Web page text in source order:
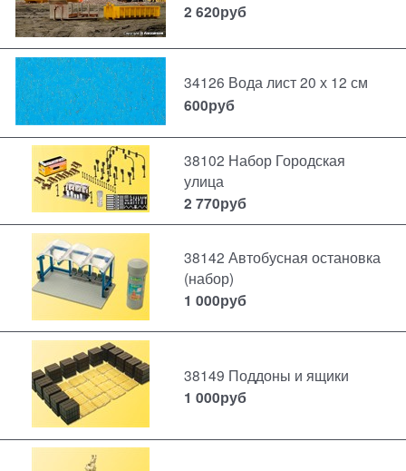
2 620руб
34126 Вода лист 20 х 12 см
600руб
38102 Набор Городская
улица
2 770руб
38142 Автобусная остановка
(набор)
1 000руб
38149 Поддоны и ящики
1 000руб